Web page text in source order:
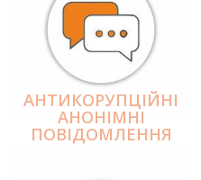
АНТИКОРУПЦІЙНІ
АНОНІМНІ
ПОВІДОМЛЕННЯ